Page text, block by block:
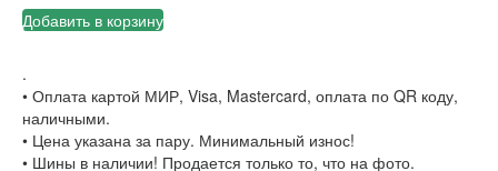
Добавить в корзину
.
• Оплата картой МИР, Visa, Mastercard, оплата по QR коду,
наличными.
• Цена указана за пару. Минимальный износ!
• Шины в наличии! Продается только то, что на фото.